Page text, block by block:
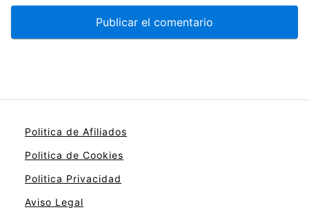
Politica de Afiliados
Politica de Cookies
Politica Privacidad
Aviso Legal